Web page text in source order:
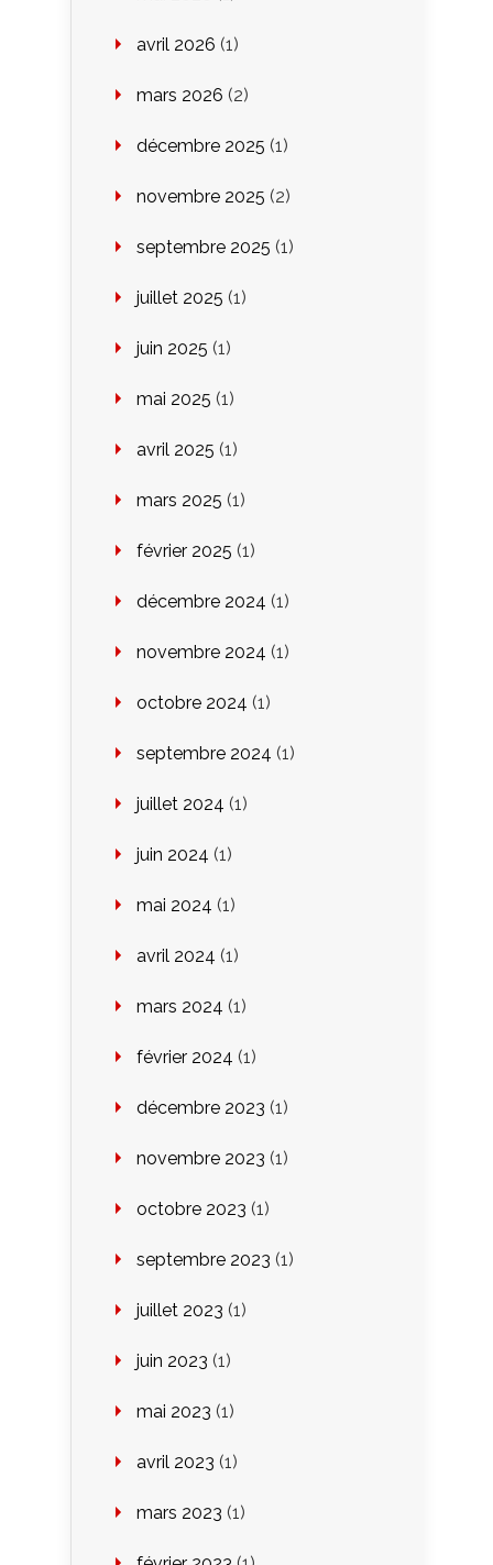
avril 2026 (1)
mars 2026 (2)
décembre 2025 (1)
novembre 2025 (2)
septembre 2025 (1)
juillet 2025 (1)
juin 2025 (1)
mai 2025 (1)
avril 2025 (1)
mars 2025 (1)
février 2025 (1)
décembre 2024 (1)
novembre 2024 (1)
octobre 2024 (1)
septembre 2024 (1)
juillet 2024 (1)
juin 2024 (1)
mai 2024 (1)
avril 2024 (1)
mars 2024 (1)
février 2024 (1)
décembre 2023 (1)
novembre 2023 (1)
octobre 2023 (1)
septembre 2023 (1)
juillet 2023 (1)
juin 2023 (1)
mai 2023 (1)
avril 2023 (1)
mars 2023 (1)